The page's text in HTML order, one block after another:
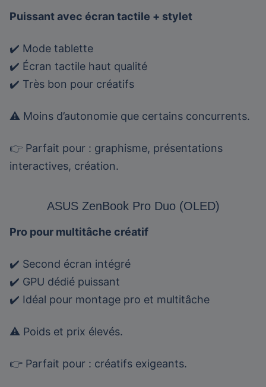
Puissant avec écran tactile + stylet
✔️ Mode tablette
✔️ Écran tactile haut qualité
✔️ Très bon pour créatifs
⚠️ Moins d’autonomie que certains concurrents.
👉 Parfait pour : graphisme, présentations
interactives, création.
ASUS ZenBook Pro Duo (OLED)
Pro pour multitâche créatif
✔️ Second écran intégré
✔️ GPU dédié puissant
✔️ Idéal pour montage pro et multitâche
⚠️ Poids et prix élevés.
👉 Parfait pour : créatifs exigeants.